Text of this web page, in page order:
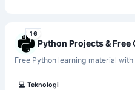
16
Python Projects & Free
Free Python learning material
💻 Teknologi